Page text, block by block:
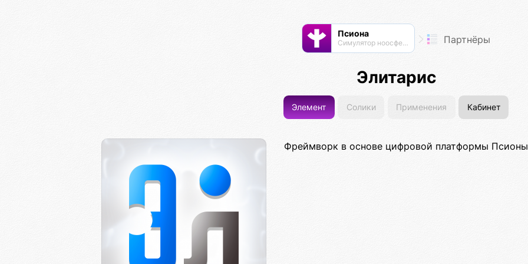
Псиона
Cимулятор ноосферы Партнёры
Элитарис
Элемент Солики Применения Кабинет
Фреймворк в основе цифровой платформы